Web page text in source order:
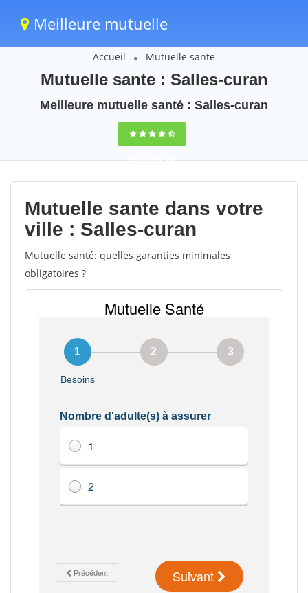
Meilleure mutuelle
Accueil Mutuelle sante
Mutuelle sante : Salles-curan
Meilleure mutuelle santé : Salles-curan
9,5(100%)28
votes
Mutuelle sante dans votre
ville : Salles-curan
Mutuelle santé: quelles garanties minimales
obligatoires ?